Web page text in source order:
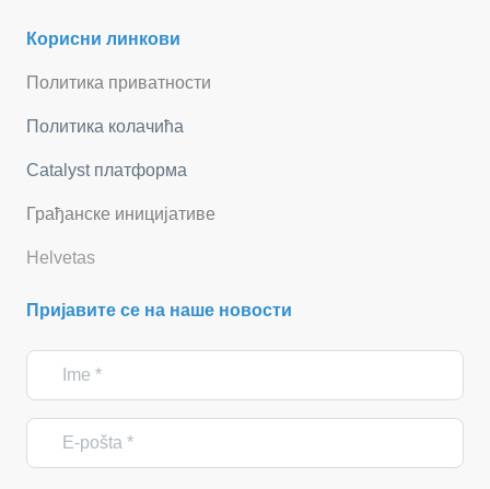
Корисни линкови
Политика приватности
Политика колачића
Catalyst платформа
Грађанске иницијативе
Helvetas
Пријавите се на наше новости